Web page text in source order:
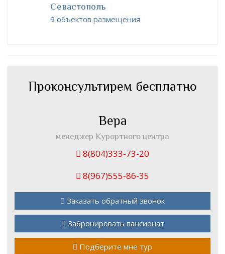
Севастополь
9 объектов размещения
Проконсультирем бесплатно
Вера
менеджер Курортного центра
8(804)333-73-20
8(967)555-86-35
Заказать обратный звонок
Забронировать пансионат
Подберите мне тур